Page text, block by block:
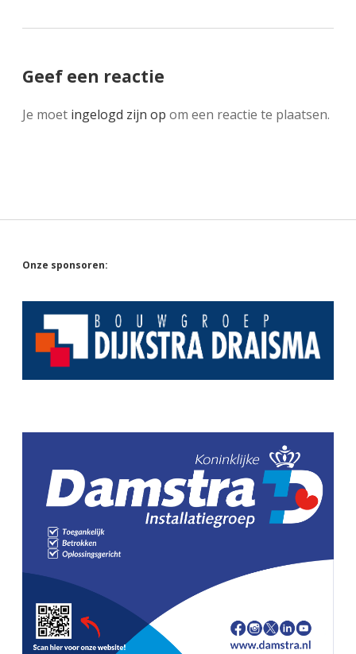
Geef een reactie
Je moet ingelogd zijn op om een reactie te plaatsen.
Sidebar
Onze sponsoren: